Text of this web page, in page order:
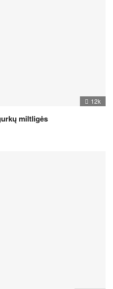
12k
miltligės